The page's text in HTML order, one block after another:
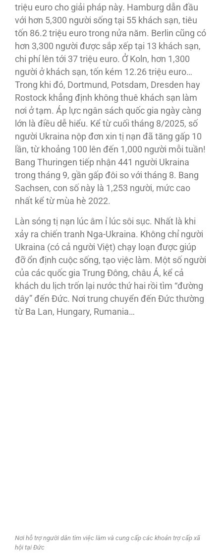
triệu euro cho giải pháp này. Hamburg dẫn đầu
với hơn 5,300 người sống tại 55 khách sạn, tiêu
tốn 86.2 triệu euro trong nửa năm. Berlin cũng có
hơn 3,300 người được sắp xếp tại 13 khách sạn,
chi phí lên tới 37 triệu euro. Ở Koln, hơn 1,300
người ở khách sạn, tốn kém 12.26 triệu euro…
Trong khi đó, Dortmund, Potsdam, Dresden hay
Rostock khẳng định không thuê khách sạn làm
nơi ở tạm. Áp lực ngân sách quốc gia ngày càng
lớn là điều dễ hiểu. Kể từ cuối tháng 8/2025, số
người Ukraina nộp đơn xin tị nạn đã tăng gấp 10
lần, từ khoảng 100 lên đến 1,000 người mỗi tuần!
Bang Thuringen tiếp nhận 441 người Ukraina
trong tháng 9, gần gấp đôi so với tháng 8. Bang
Sachsen, con số này là 1,253 người, mức cao
nhất kể từ mùa hè 2022.
Làn sóng tị nạn lúc âm ỉ lúc sôi sục. Nhất là khi
xảy ra chiến tranh Nga-Ukraina. Không chỉ người
Ukraina (có cả người Việt) chạy loạn được giúp
đỡ ổn định cuộc sống, tạo việc làm. Một số người
của các quốc gia Trung Đông, châu Á, kể cả
khách du lịch trốn lại nước thứ hai rồi tìm “đường
dây” đến Đức. Nơi trung chuyển đến Đức thường
từ Ba Lan, Hungary, Rumania…
Nơi hỗ trợ người dân tìm việc làm và cung cấp các khoản trợ cấp xã
hội tại Đức